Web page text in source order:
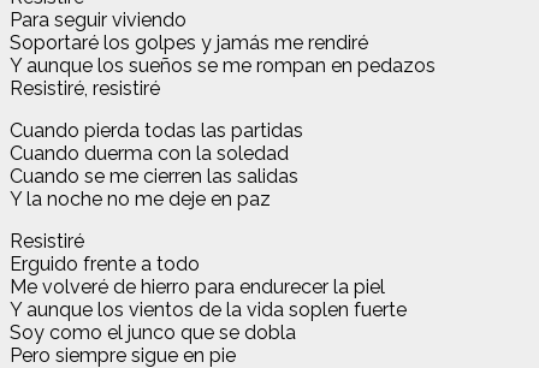
Para seguir viviendo
Soportaré los golpes y jamás me rendiré
Y aunque los sueños se me rompan en pedazos
Resistiré, resistiré
Cuando pierda todas las partidas
Cuando duerma con la soledad
Cuando se me cierren las salidas
Y la noche no me deje en paz
Resistiré
Erguido frente a todo
Me volveré de hierro para endurecer la piel
Y aunque los vientos de la vida soplen fuerte
Soy como el junco que se dobla
Pero siempre sigue en pie